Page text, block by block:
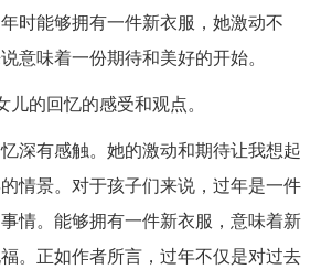
时能够拥有一件新衣服，她激动不
意味着一份期待和美好的开始。
的回忆的感受和观点。
深有感触。她的激动和期待让我想起
情景。对于孩子们来说，过年是一件
情。能够拥有一件新衣服，意味着新
。正如作者所言，过年不仅是对过去